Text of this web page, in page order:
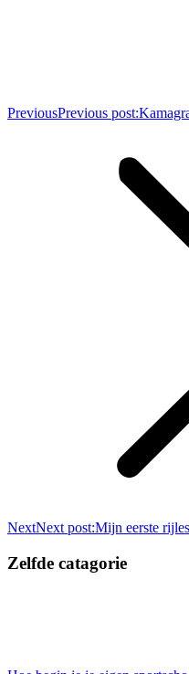
PreviousPrevious post:
NextNext post:Mijn eerste rijles
Zelfde catagorie